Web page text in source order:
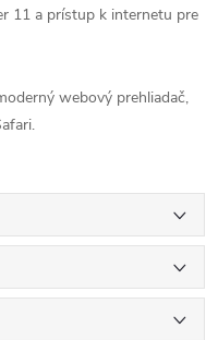
11 a prístup k internetu pre
webový prehliadač,